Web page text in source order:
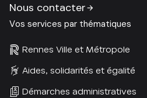
Nous contacter
Vos services par thématiques
Rennes Ville et Métropole
Aides, solidarités et égalité
Démarches administratives